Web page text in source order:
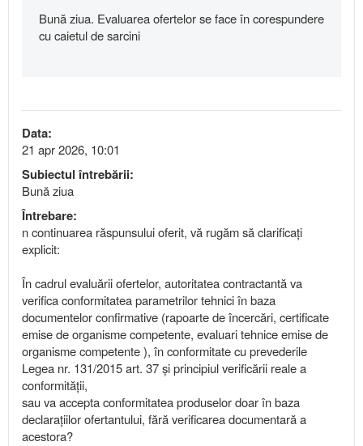
Bună ziua. Evaluarea ofertelor se face în corespundere
cu caietul de sarcini
Data:
21 apr 2026, 10:01
Subiectul întrebării:
Bună ziua
Întrebare:
n continuarea răspunsului oferit, vă rugăm să clarificați
explicit:
În cadrul evaluării ofertelor, autoritatea contractantă va
verifica conformitatea parametrilor tehnici în baza
documentelor confirmative (rapoarte de încercări, certificate
emise de organisme competente, evaluari tehnice emise de
organisme competente ), în conformitate cu prevederile
Legea nr. 131/2015 art. 37 și principiul verificării reale a
conformității,
sau va accepta conformitatea produselor doar în baza
declarațiilor ofertantului, fără verificarea documentară a
acestora?